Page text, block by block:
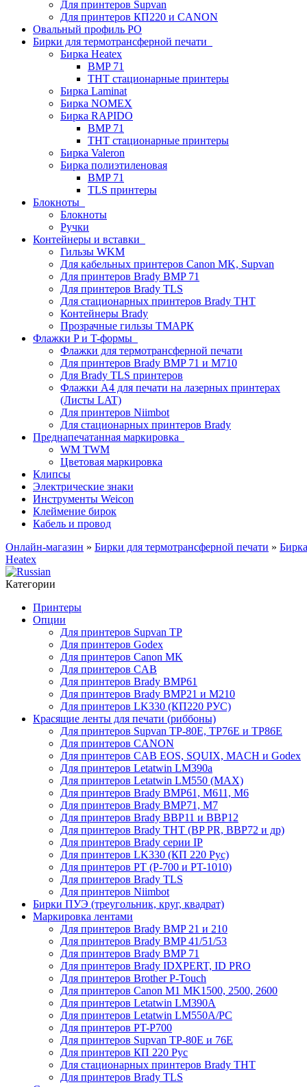
Для принтеров Supvan
Для принтеров КП220 и CANON
Овальный профиль PO
Бирки для термотрансферной печати
Бирка Heatex
BMP 71
THT стационарные принтеры
Бирка Laminat
Бирка NOMEX
Бирка RAPIDO
BMP 71
THT стационарные принтеры
Бирка Valeron
Бирка полиэтиленовая
BMP 71
TLS принтеры
Блокноты
Блокноты
Ручки
Контейнеры и вставки
Гильзы WKM
Для кабельных принтеров Canon MK, Supvan
Для принтеров Brady BMP 71
Для принтеров Brady TLS
Для стационарных принтеров Brady THT
Контейнеры Brady
Прозрачные гильзы ТМАРК
Флажки P и T-формы
Флажки для термотрансферной печати
Для принтеров Brady BMP 71 и M710
Для Brady TLS принтеров
Флажки A4 для печати на лазерных принтерах
(Листы LAT)
Для принтеров Niimbot
Для стационарных принтеров Brady
Преднапечатанная маркировка
WM TWM
Цветовая маркировка
Клипсы
Электрические знаки
Инструменты Weicon
Клеймение бирок
Кабель и провод
Онлайн-магазин » Бирки для термотрансферной печати » Бирка
Heatex
Категории
Принтеры
Опции
Для принтеров Supvan TP
Для принтеров Godex
Для принтеров Canon MK
Для принтеров CAB
Для принтеров Brady BMP61
Для принтеров Brady BMP21 и M210
Для принтеров LK330 (КП220 РУС)
Красящие ленты для печати (риббоны)
Для принтеров Supvan TP-80E, TP76E и TP86E
Для принтеров CANON
Для принтеров CAB EOS, SQUIX, MACH и Godex
Для принтеров Letatwin LM390a
Для принтеров Letatwin LM550 (MAX)
Для принтеров Brady BMP61, M611, M6
Для принтеров Brady BMP71, M7
Для принтеров Brady BBP11 и BBP12
Для принтеров Brady THT (BP PR, BBP72 и др)
Для принтеров Brady серии IP
Для принтеров LK330 (КП 220 Рус)
Для принтеров PT (P-700 и PT-1010)
Для принтеров Brady TLS
Для принтеров Niimbot
Бирки ПУЭ (треугольник, круг, квадрат)
Маркировка лентами
Для принтеров Brady BMP 21 и 210
Для принтеров Brady BMP 41/51/53
Для принтеров Brady BMP 71
Для принтеров Brady IDXPERT, ID PRO
Для принтеров Brother P-Touch
Для принтеров Canon M1 MK1500, 2500, 2600
Для принтеров Letatwin LM390A
Для принтеров Letatwin LM550A/PC
Для принтеров PT-P700
Для принтеров Supvan TP-80E и 76E
Для принтеров КП 220 Рус
Для стационарных принтеров Brady THT
Для принтеров Brady TLS